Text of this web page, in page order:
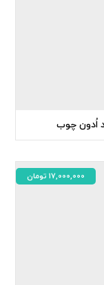
اُدون چوب
17,000,000 تومان